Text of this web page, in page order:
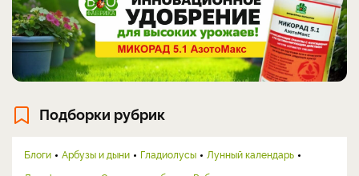
Подборки рубрик
Блоги Арбузы и дыни Гладиолусы
Лунный календарь